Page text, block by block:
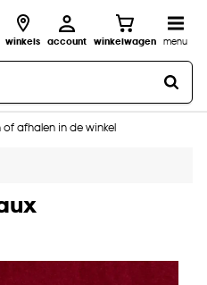
winkels account winkelwagen menu
afhalen in de winkel
en inmeten aan huis